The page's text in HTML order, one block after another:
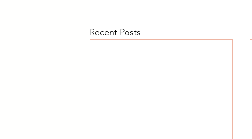
Recent Posts